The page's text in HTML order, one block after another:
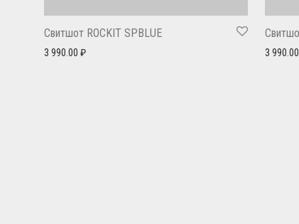
Свитшот ROCKIT SPBLUE
3 990.00 ₽ 3 990.00